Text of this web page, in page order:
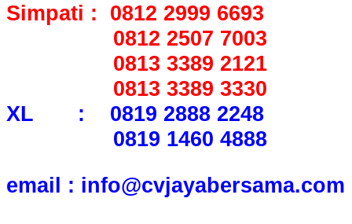
Simpati : 0812 2999 6693
0812 2507 7003
0813 3389 2121
0813 3389 3330
XL : 0819 2888 2248
0819 1460 4888
email : info@cvjayabersama.com